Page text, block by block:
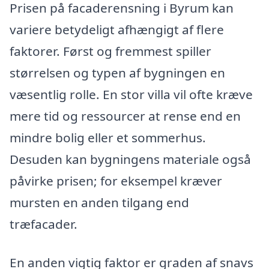
Prisen på facaderensning i Byrum kan
variere betydeligt afhængigt af flere
faktorer. Først og fremmest spiller
størrelsen og typen af bygningen en
væsentlig rolle. En stor villa vil ofte kræve
mere tid og ressourcer at rense end en
mindre bolig eller et sommerhus.
Desuden kan bygningens materiale også
påvirke prisen; for eksempel kræver
mursten en anden tilgang end
træfacader.
En anden vigtig faktor er graden af snavs